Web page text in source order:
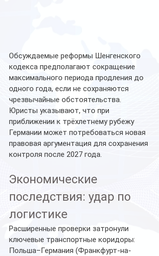
Обсуждаемые реформы Шенгенского
кодекса предполагают сокращение
максимального периода продления до
одного года, если не сохраняются
чрезвычайные обстоятельства.
Юристы указывают, что при
приближении к трёхлетнему рубежу
Германии может потребоваться новая
правовая аргументация для сохранения
контроля после 2027 года.
Экономические
последствия: удар по
логистике
Расширенные проверки затронули
ключевые транспортные коридоры:
Польша–Германия (Франкфурт-на-